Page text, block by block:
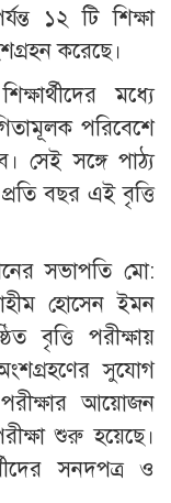
১২ টি শিক্ষা
করেছে।
মধ্যে
পরিবেশে
সেই সঙ্গে পাঠ্য
বছর এই বৃত্তি
সভাপতি মো:
হোসেন ইমন
বৃত্তি পরীক্ষায়
অংশগ্রহণের সুযোগ
আয়োজন
শুরু হয়েছে।
সনদপত্র ও